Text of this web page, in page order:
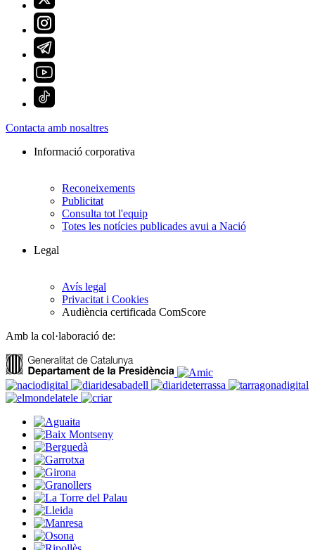
Contacta amb nosaltres
Informació corporativa
Reconeixements
Publicitat
Consulta tot l'equip
Totes les notícies publicades avui a Nació
Legal
Avís legal
Privacitat i Cookies
Audiència certificada ComScore
Amb la col·laboració de: